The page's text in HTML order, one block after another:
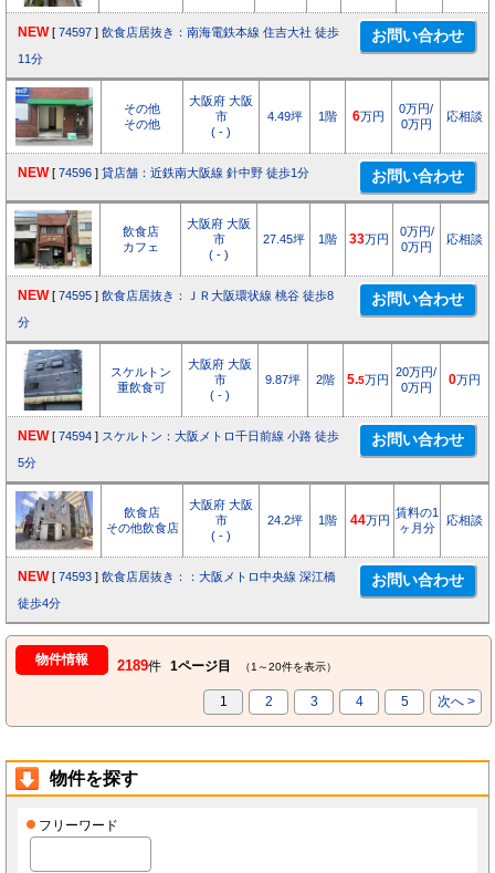
NEW [ 74597 ] 飲食店居抜き：南海電鉄本線 住吉大社 徒歩
11分
その他
その他
大阪府 大阪
市
( - )
4.49坪 1階 6万円
0万円/
0万円
応相談
NEW [ 74596 ] 貸店舗：近鉄南大阪線 針中野 徒歩1分
飲食店
カフェ
大阪府 大阪
市
( - )
27.45坪 1階 33万円
0万円/
0万円
応相談
NEW [ 74595 ] 飲食店居抜き：ＪＲ大阪環状線 桃谷 徒歩8
分
スケルトン
重飲食可
大阪府 大阪
市
( - )
9.87坪 2階 5.5万円
20万円/
0万円
0万円
NEW [ 74594 ] スケルトン：大阪メトロ千日前線 小路 徒歩
5分
飲食店
その他飲食店
大阪府 大阪
市
( - )
24.2坪 1階 44万円
賃料の1
ヶ月分
応相談
NEW [ 74593 ] 飲食店居抜き：：大阪メトロ中央線 深江橋
徒歩4分
物件情報 2189件 1ページ目 （1～20件を表示）
1 2 3 4 5 次へ >
物件を探す
フリーワード